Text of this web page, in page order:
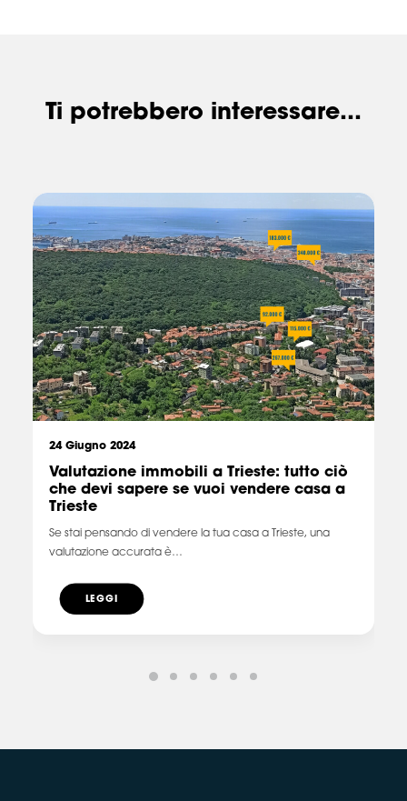
Ti potrebbero interessare...
24 Giugno 2024
Valutazione immobili a Trieste: tutto ciò
che devi sapere se vuoi vendere casa a
Trieste
Se stai pensando di vendere la tua casa a Trieste, una
valutazione accurata è…
LEGGI